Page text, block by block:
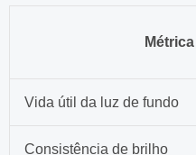
Métrica
Vida útil da luz de fundo
Consistência de brilho